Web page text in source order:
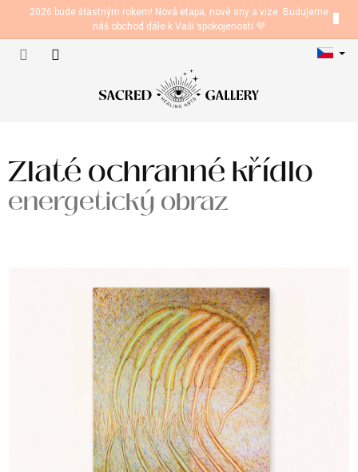
obsah
2026 bude šťastným rokem! Nová etapa, nové sny a vize. Budujeme
náš obchod dále k Vaší spokojenosti 💜
Zlaté ochranné křídlo
energetický obraz